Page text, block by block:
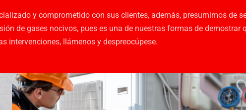
y comprometido con sus clientes, además, presumimos de
de gases nocivos, pues es una de nuestras formas de
intervenciones, llámenos y despreocúpese.